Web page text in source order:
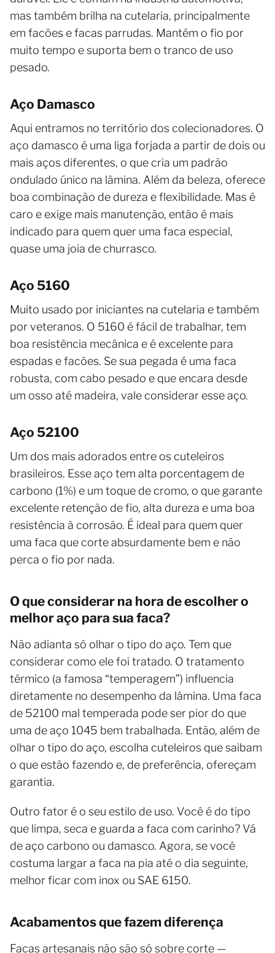
mas também brilha na cutelaria, principalmente
em facões e facas parrudas. Mantém o fio por
muito tempo e suporta bem o tranco de uso
pesado.
Aço Damasco
Aqui entramos no território dos colecionadores. O
aço damasco é uma liga forjada a partir de dois ou
mais aços diferentes, o que cria um padrão
ondulado único na lâmina. Além da beleza, oferece
boa combinação de dureza e flexibilidade. Mas é
caro e exige mais manutenção, então é mais
indicado para quem quer uma faca especial,
quase uma joia de churrasco.
Aço 5160
Muito usado por iniciantes na cutelaria e também
por veteranos. O 5160 é fácil de trabalhar, tem
boa resistência mecânica e é excelente para
espadas e facões. Se sua pegada é uma faca
robusta, com cabo pesado e que encara desde
um osso até madeira, vale considerar esse aço.
Aço 52100
Um dos mais adorados entre os cuteleiros
brasileiros. Esse aço tem alta porcentagem de
carbono (1%) e um toque de cromo, o que garante
excelente retenção de fio, alta dureza e uma boa
resistência à corrosão. É ideal para quem quer
uma faca que corte absurdamente bem e não
perca o fio por nada.
O que considerar na hora de escolher o
melhor aço para sua faca?
Não adianta só olhar o tipo do aço. Tem que
considerar como ele foi tratado. O tratamento
térmico (a famosa “temperagem”) influencia
diretamente no desempenho da lâmina. Uma faca
de 52100 mal temperada pode ser pior do que
uma de aço 1045 bem trabalhada. Então, além de
olhar o tipo do aço, escolha cuteleiros que saibam
o que estão fazendo e, de preferência, ofereçam
garantia.
Outro fator é o seu estilo de uso. Você é do tipo
que limpa, seca e guarda a faca com carinho? Vá
de aço carbono ou damasco. Agora, se você
costuma largar a faca na pia até o dia seguinte,
melhor ficar com inox ou SAE 6150.
Acabamentos que fazem diferença
Facas artesanais não são só sobre corte —